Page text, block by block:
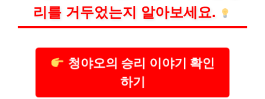
리를 거두었는지 알아보세요.
청야오의 승리 이야기 확인
하기